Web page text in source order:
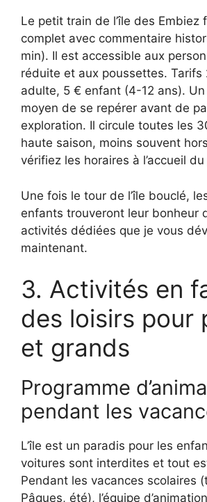
Le petit train de l’île des Embiez
complet avec commentaire
min). Il est accessible aux
réduite et aux poussettes. Tarifs
adulte, 5 € enfant (4-12 ans).
moyen de se repérer avant de
exploration. Il circule toutes les
haute saison, moins souvent
vérifiez les horaires à l’accueil
Une fois le tour de l’île bouclé,
enfants trouveront leur bonheur
activités dédiées que je vous
maintenant.
3. Activités en
des loisirs pour
et grands
Programme
pendant les
L’île est un paradis pour les
voitures sont interdites et tout
Pendant les vacances scolaires
Pâques, été), l’équipe